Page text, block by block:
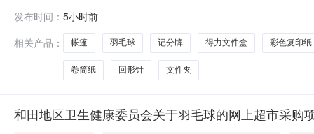
网/游乐场/体育场馆设施无品牌匹克球网张2.001382763
发布时间： 5小时前
相关产品：
帐篷 羽毛球 记分牌 得力文件盒 彩色复印纸
卷筒纸 回形针 文件夹
和田地区卫生健康委员会关于羽毛球的网上超市采购